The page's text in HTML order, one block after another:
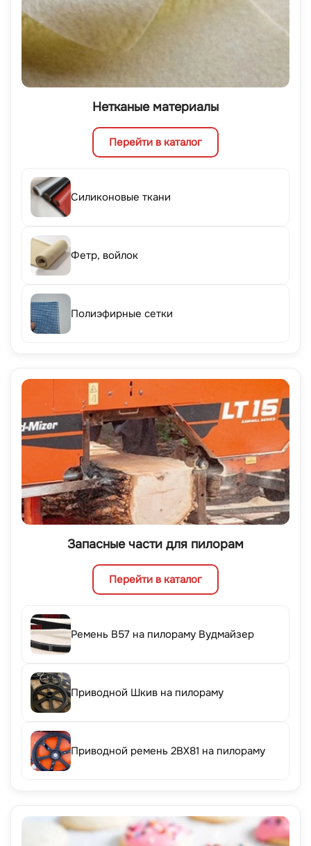
Нетканые материалы
Перейти в каталог
Силиконовые ткани
Фетр, войлок
Полиэфирные сетки
Запасные части для пилорам
Перейти в каталог
Ремень B57 на пилораму Вудмайзер
Приводной Шкив на пилораму
Приводной ремень 2BX81 на пилораму